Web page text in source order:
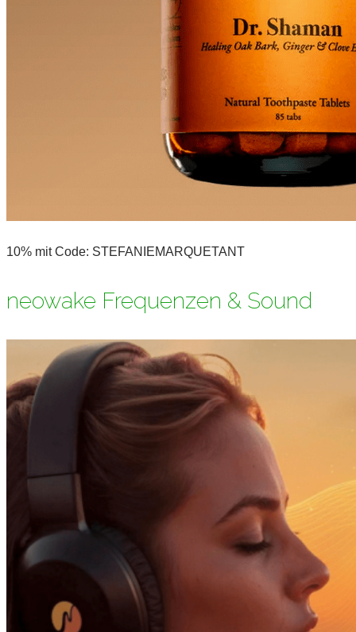
10% mit Code: STEFANIEMARQUETANT
neowake Frequenzen & Sound